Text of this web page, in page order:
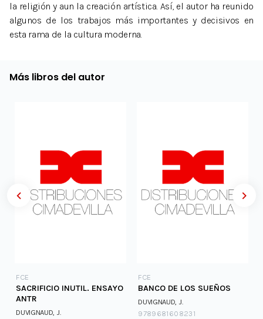
la religión y aun la creación artística. Así, el autor ha reunido
algunos de los trabajos más importantes y decisivos en
esta rama de la cultura moderna.
Más libros del autor
FCE
SACRIFICIO INUTIL. ENSAYO
ANTR
DUVIGNAUD, J.
FCE
BANCO DE LOS SUEÑOS
DUVIGNAUD, J.
9789681608231